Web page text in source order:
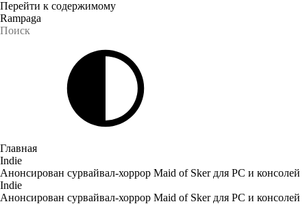
Перейти к содержимому
Rampaga
Главная
Indie
Анонсирован сурвайвал-хоррор Maid of Sker для PC и консолей
Indie
Анонсирован сурвайвал-хоррор Maid of Sker для PC и консолей